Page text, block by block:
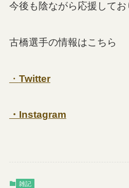
今後も陰ながら応援してお
古橋選手の情報はこちら
・ Twitter
・Instagram
雑記